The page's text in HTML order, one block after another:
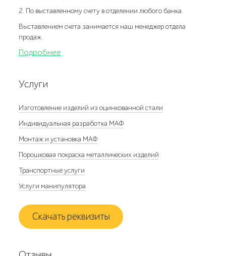
2. По выставленному счету в отделении любого банка.
Выставлением счета занимается наш менеджер отдела
продаж.
Подробнее
Услуги
Изготовление изделий из оцинкованной стали
Индивидуальная разработка МАФ
Монтаж и установка МАФ
Порошковая покраска металлических изделий
Транспортные услуги
Услуги манипулятора
Скачать реквизиты